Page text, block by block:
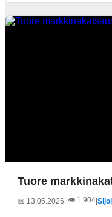
Tuore
📅 13.05.2026 | 👁️ 1 904|